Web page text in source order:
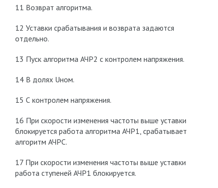
11 Возврат алгоритма.
12 Уставки срабатывания и возврата задаются
отдельно.
13 Пуск алгоритма АЧР2 с контролем напряжения.
14 В долях Uном.
15 С контролем напряжения.
16 При скорости изменения частоты выше уставки
блокируется работа алгоритма АЧР1, срабатывает
алгоритм АЧРС.
17 При скорости изменения частоты выше уставки
работа ступеней АЧР1 блокируется.